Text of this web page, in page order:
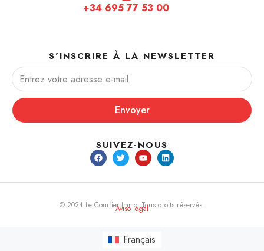
+34 695 77 53 00
S'INSCRIRE À LA NEWSLETTER
Envoyer
SUIVEZ-NOUS
© 2024 Le Courrier Immo. Tous droits réservés.
Aviso legal
Français